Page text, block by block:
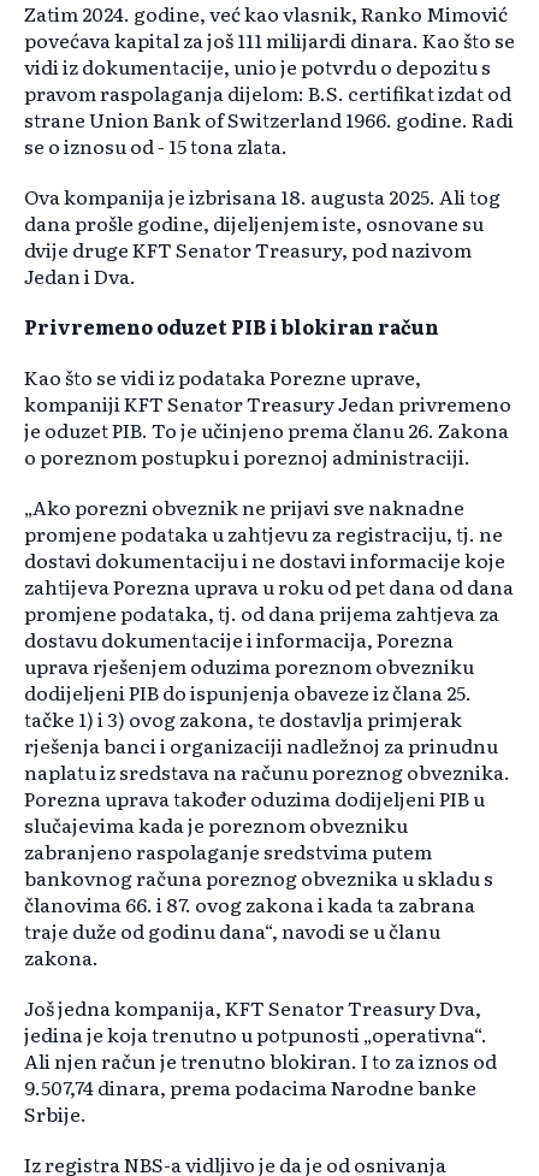
Zatim 2024. godine, već kao vlasnik, Ranko Mimović
povećava kapital za još 111 milijardi dinara. Kao što se
vidi iz dokumentacije, unio je potvrdu o depozitu s
pravom raspolaganja dijelom: B.S. certifikat izdat od
strane Union Bank of Switzerland 1966. godine. Radi
se o iznosu od - 15 tona zlata.
Ova kompanija je izbrisana 18. augusta 2025. Ali tog
dana prošle godine, dijeljenjem iste, osnovane su
dvije druge KFT Senator Treasury, pod nazivom
Jedan i Dva.
Privremeno oduzet PIB i blokiran račun
Kao što se vidi iz podataka Porezne uprave,
kompaniji KFT Senator Treasury Jedan privremeno
je oduzet PIB. To je učinjeno prema članu 26. Zakona
o poreznom postupku i poreznoj administraciji.
„Ako porezni obveznik ne prijavi sve naknadne
promjene podataka u zahtjevu za registraciju, tj. ne
dostavi dokumentaciju i ne dostavi informacije koje
zahtijeva Porezna uprava u roku od pet dana od dana
promjene podataka, tj. od dana prijema zahtjeva za
dostavu dokumentacije i informacija, Porezna
uprava rješenjem oduzima poreznom obvezniku
dodijeljeni PIB do ispunjenja obaveze iz člana 25.
tačke 1) i 3) ovog zakona, te dostavlja primjerak
rješenja banci i organizaciji nadležnoj za prinudnu
naplatu iz sredstava na računu poreznog obveznika.
Porezna uprava također oduzima dodijeljeni PIB u
slučajevima kada je poreznom obvezniku
zabranjeno raspolaganje sredstvima putem
bankovnog računa poreznog obveznika u skladu s
članovima 66. i 87. ovog zakona i kada ta zabrana
traje duže od godinu dana“, navodi se u članu
zakona.
Još jedna kompanija, KFT Senator Treasury Dva,
jedina je koja trenutno u potpunosti „operativna“.
Ali njen račun je trenutno blokiran. I to za iznos od
9.507,74 dinara, prema podacima Narodne banke
Srbije.
Iz registra NBS-a vidljivo je da je od osnivanja